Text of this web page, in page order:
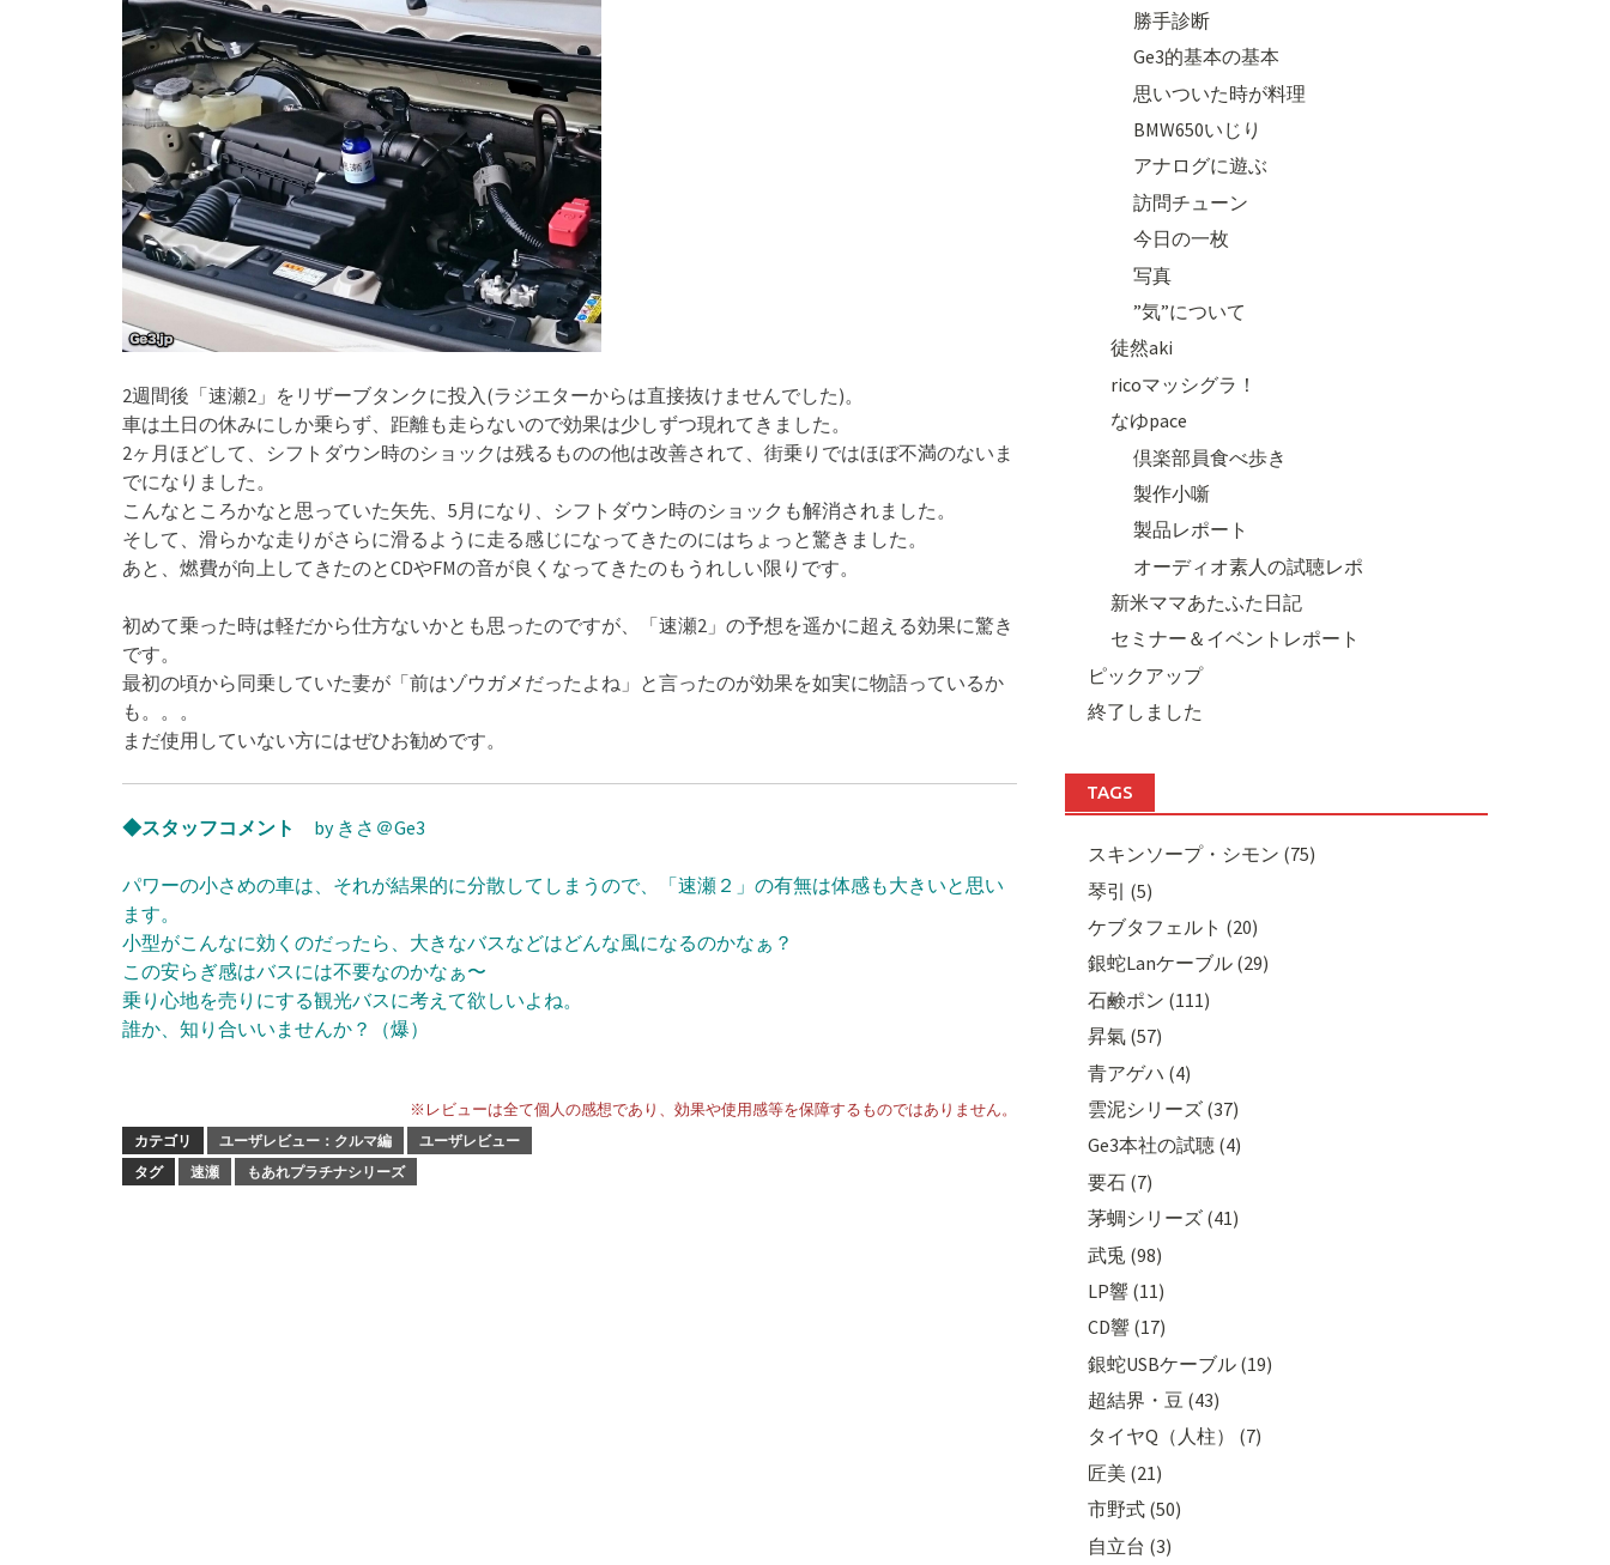
2週間後「速瀬2」をリザーブタンクに投入(ラジエターからは直接抜けませんでした)。
車は土日の休みにしか乗らず、距離も走らないので効果は少しずつ現れてきました。
2ヶ月ほどして、シフトダウン時のショックは残るものの他は改善されて、街乗りではほぼ不満のないま
でになりました。
こんなところかなと思っていた矢先、5月になり、シフトダウン時のショックも解消されました。
そして、滑らかな走りがさらに滑るように走る感じになってきたのにはちょっと驚きました。
あと、燃費が向上してきたのとCDやFMの音が良くなってきたのもうれしい限りです。
初めて乗った時は軽だから仕方ないかとも思ったのですが、「速瀬2」の予想を遥かに超える効果に驚き
です。
最初の頃から同乗していた妻が「前はゾウガメだったよね」と言ったのが効果を如実に物語っているか
も。。。
まだ使用していない方にはぜひお勧めです。
◆スタッフコメント by きさ＠Ge3
パワーの小さめの車は、それが結果的に分散してしまうので、「速瀬２」の有無は体感も大きいと思い
ます。
小型がこんなに効くのだったら、大きなバスなどはどんな風になるのかなぁ？
この安らぎ感はバスには不要なのかなぁ〜
乗り心地を売りにする観光バスに考えて欲しいよね。
誰か、知り合いいませんか？（爆）
※レビューは全て個人の感想であり、効果や使用感等を保障するものではありません。
カテゴリ ユーザレビュー：クルマ編
ユーザレビュー
タグ
速瀬 もあれプラチナシリーズ
勝手診断
Ge3的基本の基本
思いついた時が料理
BMW650いじり
アナログに遊ぶ
訪問チューン
今日の一枚
写真
”気”について
徒然aki
ricoマッシグラ！
なゆpace
倶楽部員食べ歩き
製作小噺
製品レポート
オーディオ素人の試聴レポ
新米ママあたふた日記
セミナー＆イベントレポート
ピックアップ
終了しました
TAGS
スキンソープ・シモン (75)
琴引 (5)
ケブタフェルト (20)
銀蛇Lanケーブル (29)
石鹸ポン (111)
昇氣 (57)
青アゲハ (4)
雲泥シリーズ (37)
Ge3本社の試聴 (4)
要石 (7)
茅蜩シリーズ (41)
武兎 (98)
LP響 (11)
CD響 (17)
銀蛇USBケーブル (19)
超結界・豆 (43)
タイヤQ（人柱） (7)
匠美 (21)
市野式 (50)
自立台 (3)